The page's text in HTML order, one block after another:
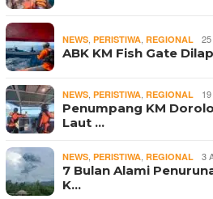
NEWS, PERISTIWA, REGIONAL
ABK KM Fish Gate
NEWS, PERISTIWA, REGIONAL
Penumpang KM
Laut …
NEWS, PERISTIWA, REGIONAL 3
7 Bulan Alami
K…